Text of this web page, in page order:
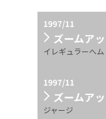
1997/11
ズームア
イレギュラーへ
1997/11
ズームア
ジャージ